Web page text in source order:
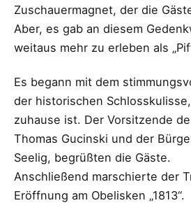
Zuschauermagnet, der die
Aber, es gab an diesem
weitaus mehr zu erleben als
Es begann mit dem
der historischen
zuhause ist. Der Vorsitzende
Thomas Gucinski und der
Seelig, begrüßten die Gäste.
Anschließend marschierte der
Eröffnung am Obelisken „1813“.